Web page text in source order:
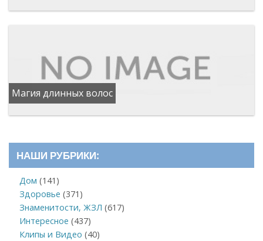
Магия длинных волос
НАШИ РУБРИКИ:
Дом (141)
Здоровье (371)
Знаменитости, ЖЗЛ (617)
Интересное (437)
Клипы и Видео (40)